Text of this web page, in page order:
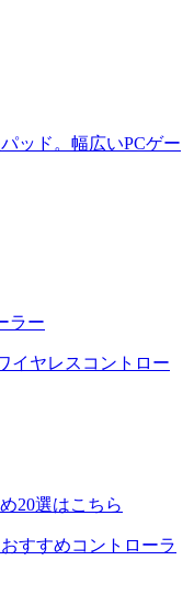
ッド。幅広いPCゲー
ラー
イヤレスコントロー
20選はこちら
すすめコントローラ